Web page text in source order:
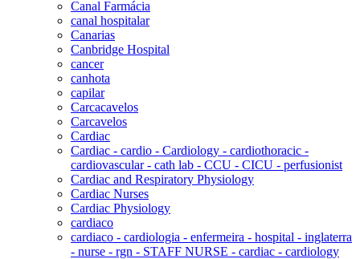
Canal Farmácia
canal hospitalar
Canarias
Canbridge Hospital
cancer
canhota
capilar
Carcacavelos
Carcavelos
Cardiac
Cardiac - cardio - Cardiology - cardiothoracic -
cardiovascular - cath lab - CCU - CICU - perfusionist
Cardiac and Respiratory Physiology
Cardiac Nurses
Cardiac Physiology
cardiaco
cardiaco - cardiologia - enfermeira - hospital - inglaterra
- nurse - rgn - STAFF NURSE - cardiac - cardiology